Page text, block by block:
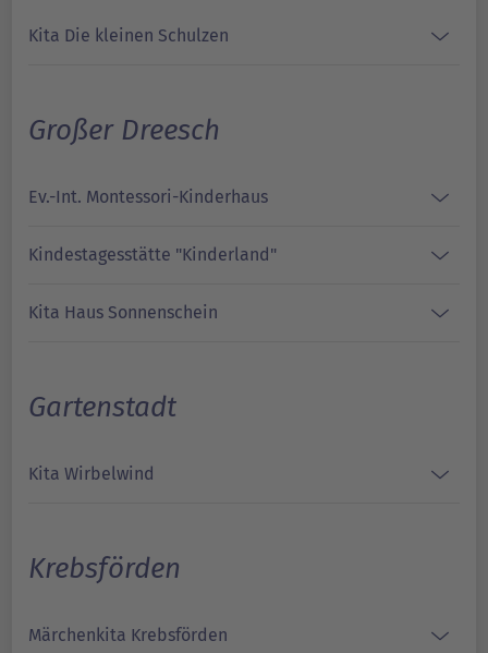
Kita Die kleinen Schulzen
Großer Dreesch
Ev.-Int. Montessori-Kinderhaus
Kindestagesstätte "Kinderland"
Kita Haus Sonnenschein
Gartenstadt
Kita Wirbelwind
Krebsförden
Märchenkita Krebsförden